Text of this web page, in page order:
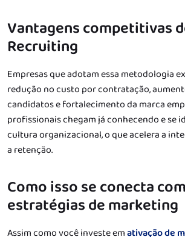
Vantagens competitivas
Recruiting
Empresas que adotam essa metodologia
redução no custo por contratação,
candidatos e fortalecimento da marca
profissionais chegam já conhecendo e se
cultura organizacional, o que acelera a
a retenção.
Como isso se conecta
estratégias de marketing
Assim como você investe emativação de